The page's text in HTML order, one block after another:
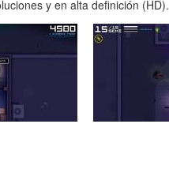
y en alta definición (HD).